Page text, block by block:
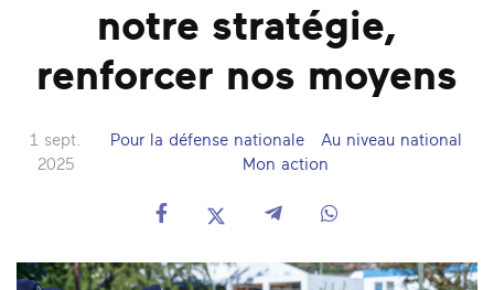
notre stratégie,
renforcer nos moyens
1 sept.
2025
Pour la défense nationale
Au niveau national
Mon action